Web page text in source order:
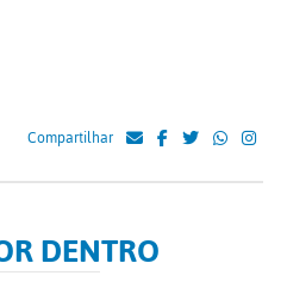
Compartilhar
DENTRO